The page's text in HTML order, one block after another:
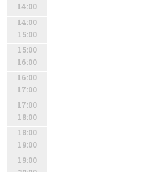
14:00
14:00
15:00
15:00
16:00
16:00
17:00
17:00
18:00
18:00
19:00
19:00